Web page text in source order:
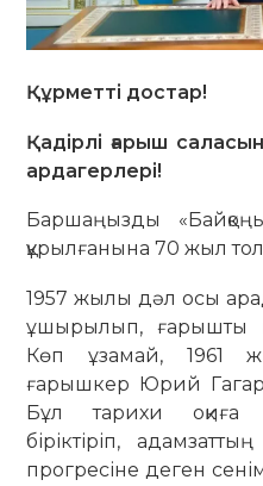
Құрметті достар!
Қадірлі ғарыш
ардагерлері!
Баршаңызды
құрылғанына 70 жыл
1957 жылы дәл осы
ұшырылып, ғарышты
Көп ұзамай, 1961
ғарышкер Юрий
Бұл тарихи оқиға
біріктіріп,
прогресіне деген